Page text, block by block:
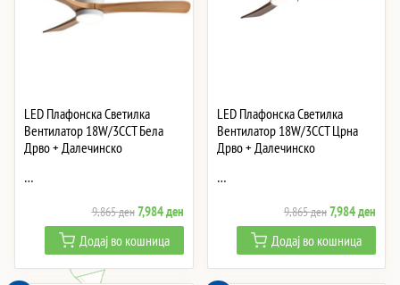
LED Плафонска Светилка
Вентилатор 18W/3CCT Бела
Дрво + Далечинско
…
9,865денOriginal
price
was:
9,865 ден.
7,984денCurrent
price
is:
7,984 ден.
Додај во кошница
LED Плафонска Светилка
Вентилатор 18W/3CCT Црна
Дрво + Далечинско
…
9,865денOriginal
price
was:
9,865 ден.
7,984ден
price
is:
Додај во кошница